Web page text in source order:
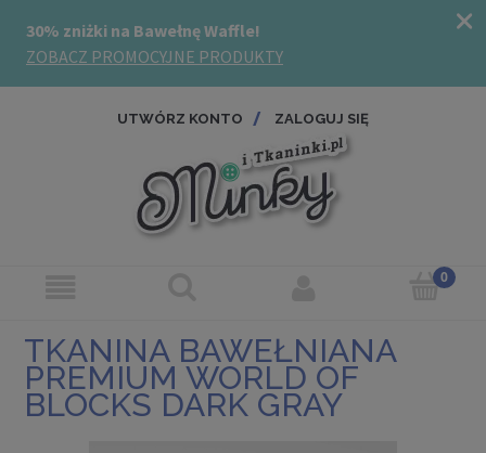
UTWÓRZ KONTO ZALOGUJ SIĘ
TKANINA BAWEŁNIANA
PREMIUM WORLD OF
BLOCKS DARK GRAY